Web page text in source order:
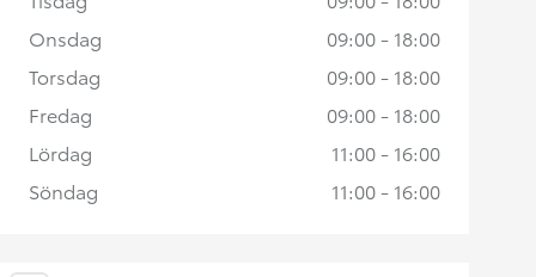
Onsdag
09:00 - 18:00
Torsdag
09:00 - 18:00
Fredag
09:00 - 18:00
Lördag
11:00 - 16:00
Söndag
11:00 - 16:00